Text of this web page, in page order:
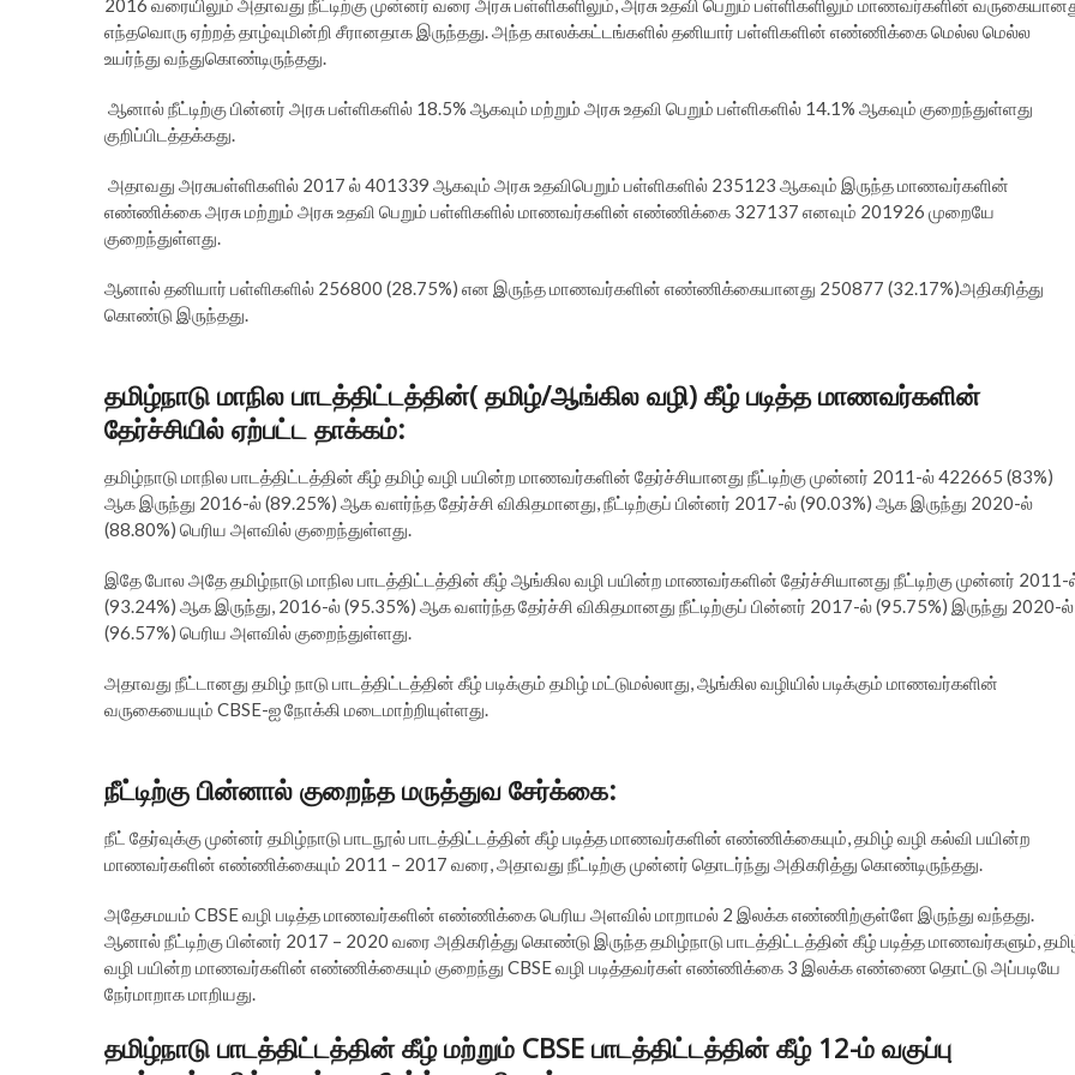
2016 வரையிலும் அதாவது நீட்டிற்கு முன்னர் வரை அரசு பள்ளிகளிலும், அரசு உதவி பெறும் பள்ளிகளிலும் மாணவர்களின்
எந்தவொரு ஏற்றத் தாழ்வுமின்றி சீரானதாக இருந்தது. அந்த காலக்கட்டங்களில் தனியார் பள்ளிகளின் எண்ணிக்கை மெல்ல மெல்ல
உயர்ந்து வந்துகொண்டிருந்தது.
ஆனால் நீட்டிற்கு பின்னர் அரசு பள்ளிகளில் 18.5% ஆகவும் மற்றும் அரசு உதவி பெறும் பள்ளிகளில் 14.1% ஆகவும் குறைந்துள்ளது
குறிப்பிடத்தக்கது.
அதாவது அரசுபள்ளிகளில் 2017 ல் 401339 ஆகவும் அரசு உதவிபெறும் பள்ளிகளில் 235123 ஆகவும் இருந்த மாணவர்களின்
எண்ணிக்கை அரசு மற்றும் அரசு உதவி பெறும் பள்ளிகளில் மாணவர்களின் எண்ணிக்கை 327137 எனவும் 201926 முறையே
குறைந்துள்ளது.
ஆனால் தனியார் பள்ளிகளில் 256800 (28.75%) என இருந்த மாணவர்களின் எண்ணிக்கையானது 250877 (32.17%)அதிகரித்து
கொண்டு இருந்தது.
தமிழ்நாடு மாநில பாடத்திட்டத்தின்( தமிழ்/ஆங்கில வழி) கீழ் படித்த மாணவர்களின்
தேர்ச்சியில் ஏற்பட்ட தாக்கம்:
தமிழ்நாடு மாநில பாடத்திட்டத்தின் கீழ் தமிழ் வழி பயின்ற மாணவர்களின் தேர்ச்சியானது நீட்டிற்கு முன்னர் 2011-ல் 422665 (83%)
ஆக இருந்து 2016-ல் (89.25%) ஆக வளர்ந்த தேர்ச்சி விகிதமானது, நீட்டிற்குப் பின்னர் 2017-ல் (90.03%) ஆக இருந்து 2020-ல்
(88.80%) பெரிய அளவில் குறைந்துள்ளது.
இதே போல அதே தமிழ்நாடு மாநில பாடத்திட்டத்தின் கீழ் ஆங்கில வழி பயின்ற மாணவர்களின் தேர்ச்சியானது நீட்டிற்கு முன்னர் 2011-
(93.24%) ஆக இருந்து, 2016-ல் (95.35%) ஆக வளர்ந்த தேர்ச்சி விகிதமானது நீட்டிற்குப் பின்னர் 2017-ல் (95.75%) இருந்து 2020-ல்
(96.57%) பெரிய அளவில் குறைந்துள்ளது.
அதாவது நீட்டானது தமிழ் நாடு பாடத்திட்டத்தின் கீழ் படிக்கும் தமிழ் மட்டுமல்லாது, ஆங்கில வழியில் படிக்கும் மாணவர்களின்
வருகையையும் CBSE-ஐ நோக்கி மடைமாற்றியுள்ளது.
நீட்டிற்கு பின்னால் குறைந்த மருத்துவ சேர்க்கை:
நீட் தேர்வுக்கு முன்னர் தமிழ்நாடு பாடநூல் பாடத்திட்டத்தின் கீழ் படித்த மாணவர்களின் எண்ணிக்கையும், தமிழ் வழி கல்வி பயின்ற
மாணவர்களின் எண்ணிக்கையும் 2011 – 2017 வரை, அதாவது நீட்டிற்கு முன்னர் தொடர்ந்து அதிகரித்து கொண்டிருந்தது.
அதேசமயம் CBSE வழி படித்த மாணவர்களின் எண்ணிக்கை பெரிய அளவில் மாறாமல் 2 இலக்க எண்ணிற்குள்ளே இருந்து வந்தது.
ஆனால் நீட்டிற்கு பின்னர் 2017 – 2020 வரை அதிகரித்து கொண்டு இருந்த தமிழ்நாடு பாடத்திட்டத்தின் கீழ் படித்த மாணவர்களும்,
வழி பயின்ற மாணவர்களின் எண்ணிக்கையும் குறைந்து CBSE வழி படித்தவர்கள் எண்ணிக்கை 3 இலக்க எண்ணை தொட்டு அப்படியே
நேர்மாறாக மாறியது.
தமிழ்நாடு பாடத்திட்டத்தின் கீழ் மற்றும் CBSE பாடத்திட்டத்தின் கீழ் 12-ம் வகுப்பு